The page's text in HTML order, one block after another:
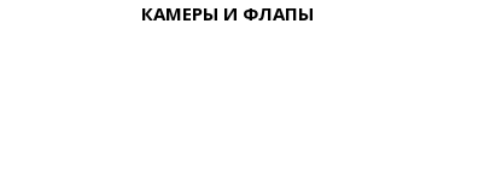
КАМЕРЫ И ФЛАПЫ